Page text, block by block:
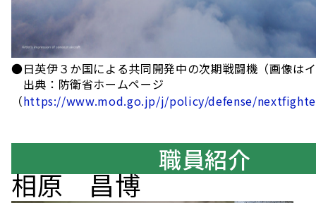
●日英伊３か国による共同開発中の次期戦闘機（画像は
出典：防衛省ホームページ
（https://www.mod.go.jp/j/policy/defense/
職員紹介
相原 昌博